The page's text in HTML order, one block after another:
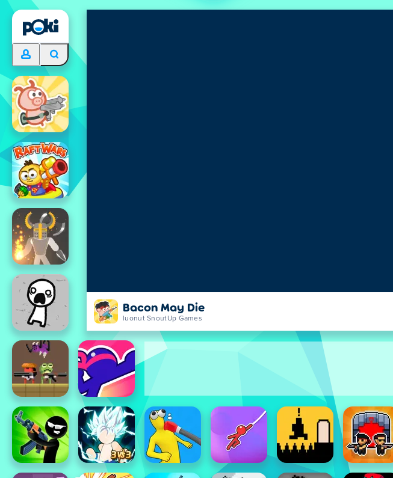
Bacon May Die
luonut SnoutUp Games